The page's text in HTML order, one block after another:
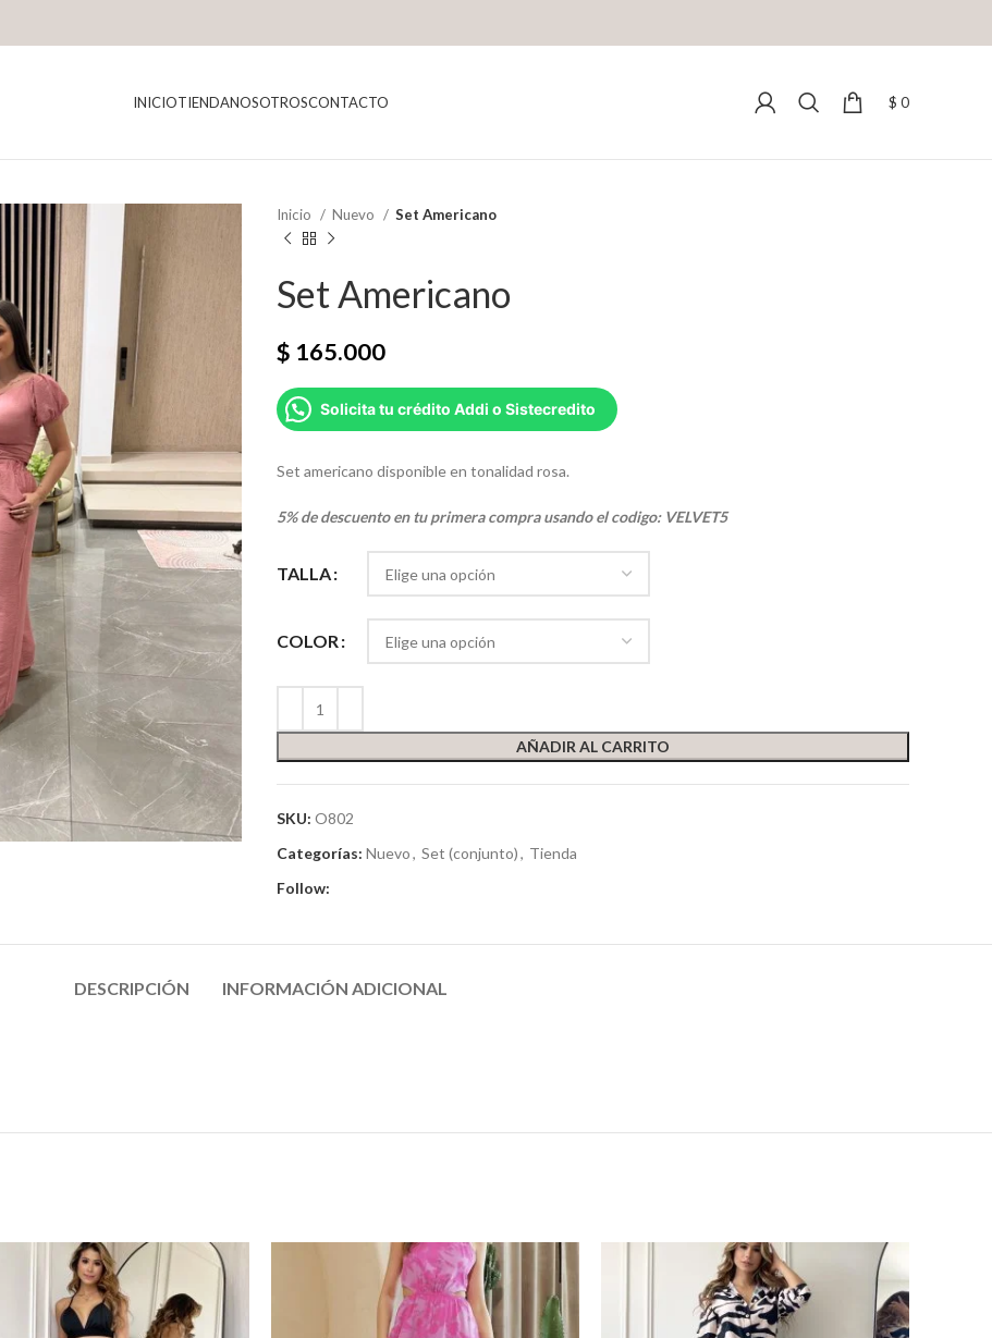
INICIOTIENDANOSOTROSCONTACTO $ 0
Inicio Nuevo Set Americano
Set Americano
$ 165.000
Solicita tu crédito Addi o Sistecredito
Set americano disponible en tonalidad rosa.
5% de descuento en tu primera compra usando el codigo: VELVET5
TALLA
COLOR
AÑADIR AL CARRITO
SKU: O802
Categorías: Nuevo, Set (conjunto), Tienda
Follow:
DESCRIPCIÓN INFORMACIÓN ADICIONAL